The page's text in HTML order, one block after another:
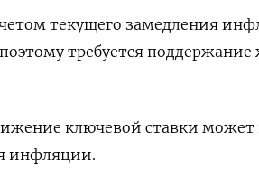
текущего замедления
требуется
ключевой ставки может
инфляции.